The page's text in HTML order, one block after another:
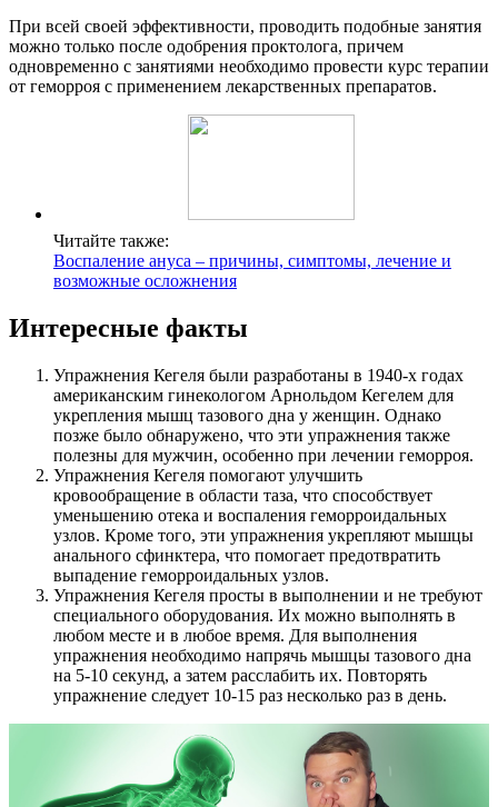
При всей своей эффективности, проводить подобные занятия
можно только после одобрения проктолога, причем
одновременно с занятиями необходимо провести курс терапии
от геморроя с применением лекарственных препаратов.
Читайте также:
Воспаление ануса – причины, симптомы, лечение и
возможные осложнения
Интересные факты
Упражнения Кегеля были разработаны в 1940-х годах
американским гинекологом Арнольдом Кегелем для
укрепления мышц тазового дна у женщин. Однако
позже было обнаружено, что эти упражнения также
полезны для мужчин, особенно при лечении геморроя.
Упражнения Кегеля помогают улучшить
кровообращение в области таза, что способствует
уменьшению отека и воспаления геморроидальных
узлов. Кроме того, эти упражнения укрепляют мышцы
анального сфинктера, что помогает предотвратить
выпадение геморроидальных узлов.
Упражнения Кегеля просты в выполнении и не требуют
специального оборудования. Их можно выполнять в
любом месте и в любое время. Для выполнения
упражнения необходимо напрячь мышцы тазового дна
на 5-10 секунд, а затем расслабить их. Повторять
упражнение следует 10-15 раз несколько раз в день.